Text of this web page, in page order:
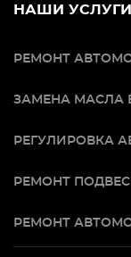
НАШИ УСЛУГИ
РЕМОНТ
ЗАМЕНА МАСЛА
РЕГУЛИРОВКА
РЕМОНТ
РЕМОНТ